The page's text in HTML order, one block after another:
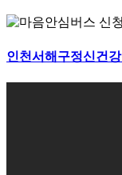
인천서해구정신건